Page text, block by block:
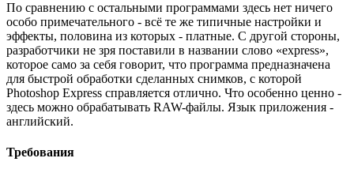
По сравнению с остальными программами здесь нет ничего
особо примечательного - всё те же типичные настройки и
эффекты, половина из которых - платные. С другой стороны,
разработчики не зря поставили в названии слово «express»,
которое само за себя говорит, что программа предназначена
для быстрой обработки сделанных снимков, с которой
Photoshop Express справляется отлично. Что особенно ценно -
здесь можно обрабатывать RAW-файлы. Язык приложения -
английский.
Требования